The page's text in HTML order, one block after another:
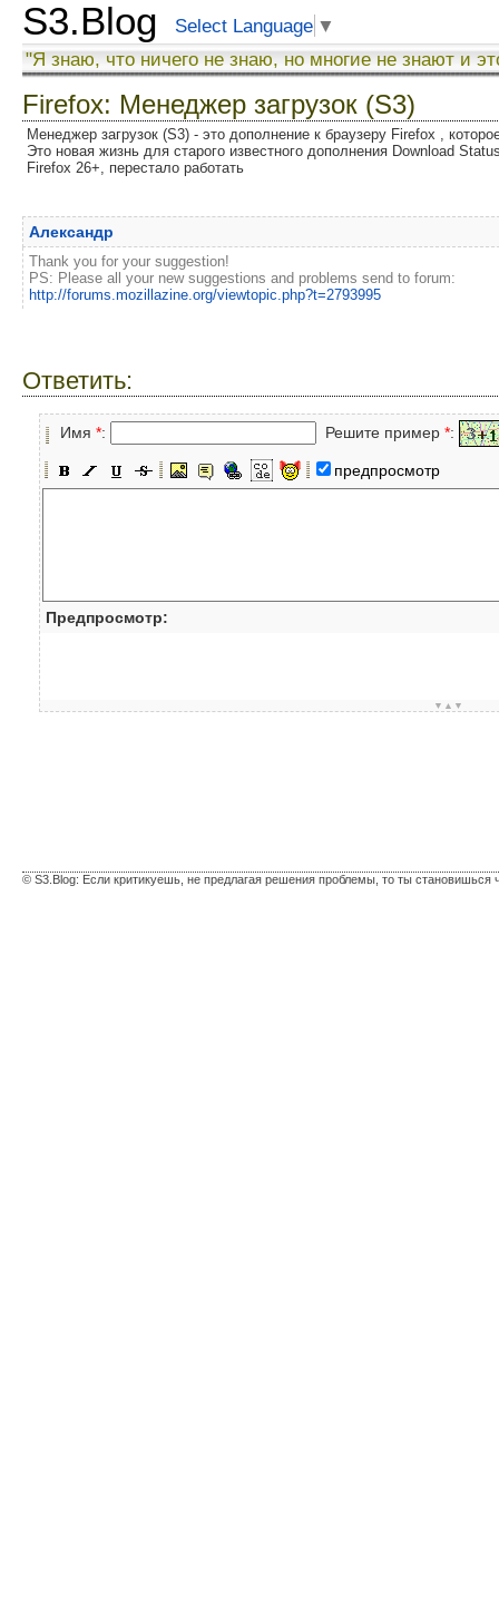
S3.Blog Select Language ▼
"Я знаю, что ничего не знаю, но многие не знают и
Firefox: Менеджер загрузок (S3)
Менеджер загрузок (S3) - это дополнение к браузеру Firefox ,
Это новая жизнь для старого известного дополнения Download
Firefox 26+, перестало работать
Александр
Thank you for your suggestion!
PS: Please all your new suggestions and problems send to forum:
http://forums.mozillazine.org/viewtopic.php?t=2793995
Ответить:
Имя *: Решите пример *:
предпросмотр
Предпросмотр:
▼▲▼
© S3.Blog: Если критикуешь, не предлагая решения проблемы, то ты становишься